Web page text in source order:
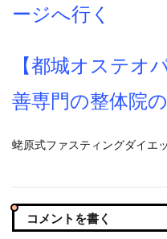
ージへ行く
【都城オステオ
善専門の整体院
蛯原式ファスティングダイ
コメントを書く